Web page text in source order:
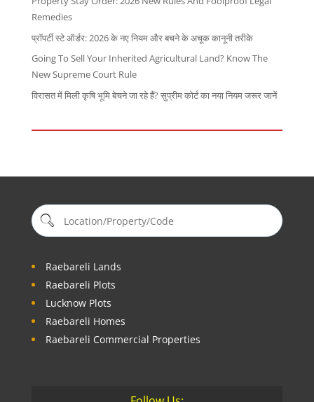
Remedies
प्रॉपर्टी स्टे ऑर्डर: 2026 के नए नियम और बचने के अचूक कानूनी तरीके
Going To Sell Your Inherited Agricultural Land? Know The
New Supreme Court Rule
विरासत में मिली कृषि भूमि बेचने जा रहे हैं? सुप्रीम कोर्ट का नया नियम जरूर जानें
Raebareli Lands
Raebareli Plots
Lucknow Plots
Raebareli Homes
Raebareli Commercial Properties